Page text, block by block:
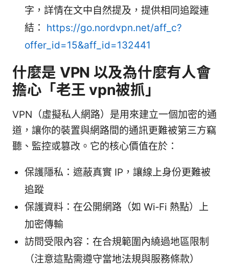
字，詳情在文中自然提及，提供相同追蹤連
結： https://go.nordvpn.net/aff_c?
offer_id=15&aff_id=132441
什麼是 VPN 以及為什麼有人會
擔心「老王 vpn被抓」
VPN（虛擬私人網路）是用來建立一個加密的通
道，讓你的裝置與網路間的通訊更難被第三方竊
聽、監控或篡改。它的核心價值在於：
保護隱私：遮蔽真實 IP，讓線上身份更難被
追蹤
保護資料：在公開網路（如 Wi‑Fi 熱點）上
加密傳輸
訪問受限內容：在合規範圍內繞過地區限制
（注意這點需遵守當地法規與服務條款）